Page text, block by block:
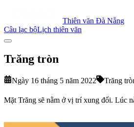
Thiên văn Đà Nẵng
Câu lạc bộLịch thiên văn
Trăng tròn
Ngày 16 tháng 5 năm 2022 Trăng
Mặt Trăng sẽ nằm ở vị trí xung đối. Lúc